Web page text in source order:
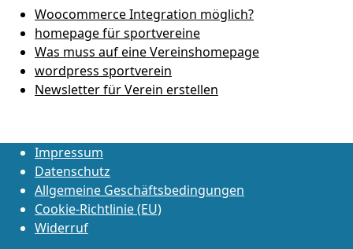
Woocommerce Integration möglich?
homepage für sportvereine
Was muss auf eine Vereinshomepage
wordpress sportverein
Newsletter für Verein erstellen
Impressum
Datenschutz
Allgemeine Geschäftsbedingungen
Cookie-Richtlinie (EU)
Widerruf